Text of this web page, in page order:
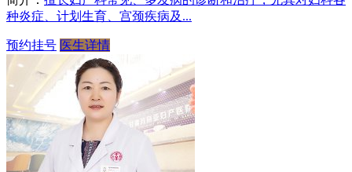
种炎症、计划生育、宫颈疾病及...
预约挂号 医生详情